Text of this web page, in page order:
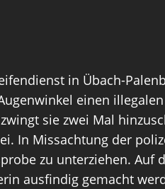
in Übach-
einen
sie zwei Mal
In Missachtung der
zu unterziehen. Auf
ausfindig gemacht